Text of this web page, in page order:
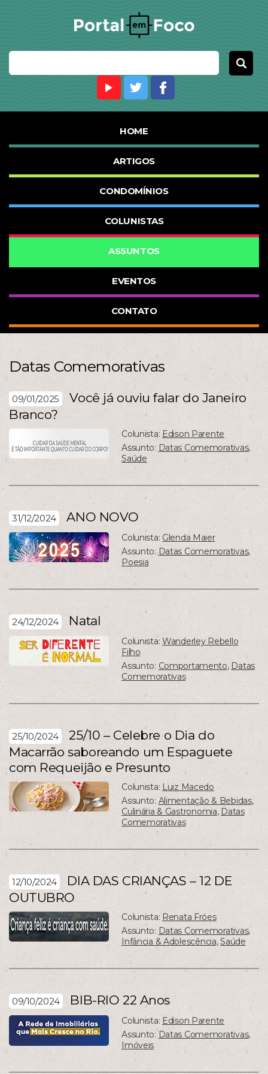
HOME
ARTIGOS
CONDOMÍNIOS
COLUNISTAS
ASSUNTOS
EVENTOS
CONTATO
Datas Comemorativas
09/01/2025
Você já ouviu falar do Janeiro
Branco?
Colunista: Edison Parente
Assunto: Datas Comemorativas,
Saúde
31/12/2024 ANO NOVO
Colunista:Glenda Maier
Assunto:Datas Comemorativas,
Poesia
24/12/2024 Natal
Colunista:Wanderley Rebello
Filho
Assunto: Comportamento, Datas
Comemorativas
25/10/2024
25/10 – Celebre o Dia do
Macarrão saboreando um Espaguete
com Requeijão e Presunto
Colunista: Luiz Macedo
Assunto: Alimentação & Bebidas,
Culinária & Gastronomia, Datas
Comemorativas
12/10/2024
DIA DAS CRIANÇAS – 12 DE
OUTUBRO
Colunista: Renata Fróes
Assunto: Datas Comemorativas,
Infância & Adolescência,Saúde
09/10/2024 BIB-RIO 22 Anos
Colunista: Edison Parente
Assunto: Datas Comemorativas,
Imóveis